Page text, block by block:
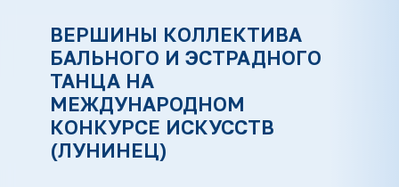
ВЕРШИНЫ КОЛЛЕКТИВА
БАЛЬНОГО И ЭСТРАДНОГО
ТАНЦА НА
МЕЖДУНАРОДНОМ
КОНКУРСЕ ИСКУССТВ
(ЛУНИНЕЦ)